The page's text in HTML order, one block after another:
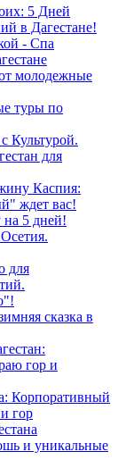
5 Дней
в Дагестане!
- Спа
молодежные
туры по
Культурой.
для
Каспия:
ждет вас!
5 дней!
для
сказка в
гор и
Корпоративный
гор
и уникальные